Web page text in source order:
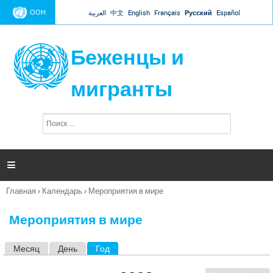
Jump to navigation
ООН العربية 中文 English Français Русский Español
Беженцы и
мигранты
п
и

Вы
Главная › Календарь › Мероприятия в мире
Мероприятия в мире
Месяц День Год